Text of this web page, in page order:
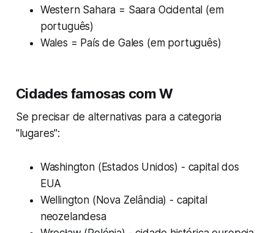
Western Sahara = Saara Ocidental (em
português)
Wales = País de Gales (em português)
Cidades famosas com W
Se precisar de alternativas para a categoria
"lugares":
Washington (Estados Unidos) - capital dos
EUA
Wellington (Nova Zelândia) - capital
neozelandesa